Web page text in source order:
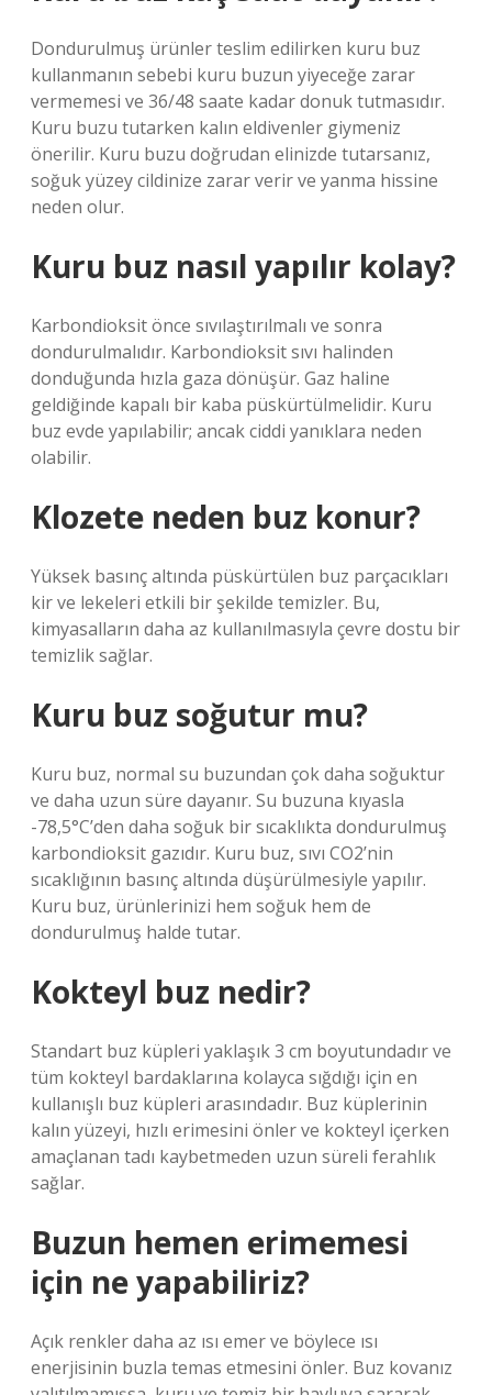
Dondurulmuş ürünler teslim edilirken kuru buz
kullanmanın sebebi kuru buzun yiyeceğe zarar
vermemesi ve 36/48 saate kadar donuk tutmasıdır.
Kuru buzu tutarken kalın eldivenler giymeniz
önerilir. Kuru buzu doğrudan elinizde tutarsanız,
soğuk yüzey cildinize zarar verir ve yanma hissine
neden olur.
Kuru buz nasıl yapılır kolay?
Karbondioksit önce sıvılaştırılmalı ve sonra
dondurulmalıdır. Karbondioksit sıvı halinden
donduğunda hızla gaza dönüşür. Gaz haline
geldiğinde kapalı bir kaba püskürtülmelidir. Kuru
buz evde yapılabilir; ancak ciddi yanıklara neden
olabilir.
Klozete neden buz konur?
Yüksek basınç altında püskürtülen buz parçacıkları
kir ve lekeleri etkili bir şekilde temizler. Bu,
kimyasalların daha az kullanılmasıyla çevre dostu bir
temizlik sağlar.
Kuru buz soğutur mu?
Kuru buz, normal su buzundan çok daha soğuktur
ve daha uzun süre dayanır. Su buzuna kıyasla
-78,5°C’den daha soğuk bir sıcaklıkta dondurulmuş
karbondioksit gazıdır. Kuru buz, sıvı CO2’nin
sıcaklığının basınç altında düşürülmesiyle yapılır.
Kuru buz, ürünlerinizi hem soğuk hem de
dondurulmuş halde tutar.
Kokteyl buz nedir?
Standart buz küpleri yaklaşık 3 cm boyutundadır ve
tüm kokteyl bardaklarına kolayca sığdığı için en
kullanışlı buz küpleri arasındadır. Buz küplerinin
kalın yüzeyi, hızlı erimesini önler ve kokteyl içerken
amaçlanan tadı kaybetmeden uzun süreli ferahlık
sağlar.
Buzun hemen erimemesi
için ne yapabiliriz?
Açık renkler daha az ısı emer ve böylece ısı
enerjisinin buzla temas etmesini önler. Buz kovanız